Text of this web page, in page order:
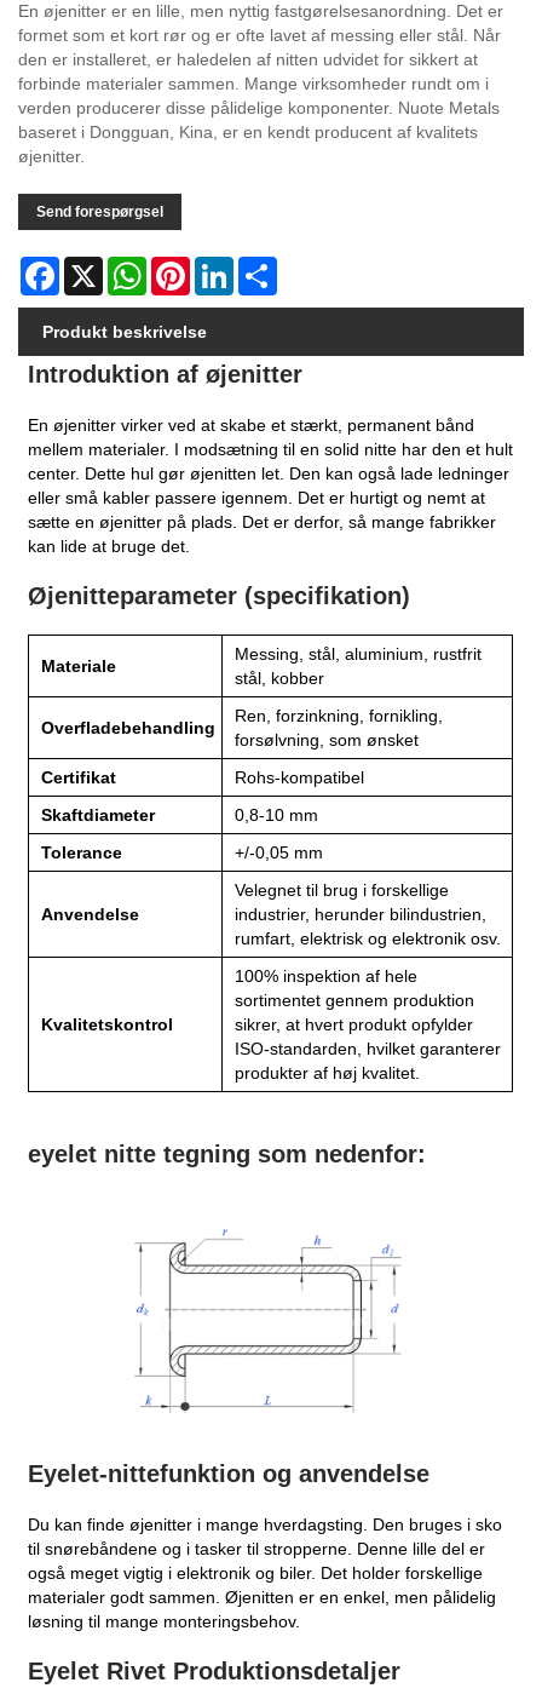
En øjenitter er en lille, men nyttig fastgørelsesanordning. Det er
formet som et kort rør og er ofte lavet af messing eller stål. Når
den er installeret, er haledelen af ​​nitten udvidet for sikkert at
forbinde materialer sammen. Mange virksomheder rundt om i
verden producerer disse pålidelige komponenter. Nuote Metals
baseret i Dongguan, Kina, er en kendt producent af kvalitets
øjenitter.
Send forespørgsel
Facebook
X WhatsAppPinterestLinkedIn
Produkt beskrivelse
Introduktion af øjenitter
En øjenitter virker ved at skabe et stærkt, permanent bånd
mellem materialer. I modsætning til en solid nitte har den et hult
center. Dette hul gør øjenitten let. Den kan også lade ledninger
eller små kabler passere igennem. Det er hurtigt og nemt at
sætte en øjenitter på plads. Det er derfor, så mange fabrikker
kan lide at bruge det.
Øjenitteparameter (specifikation)
Materiale
Messing, stål, aluminium, rustfrit
stål, kobber
Overfladebehandling
Ren, forzinkning, fornikling,
forsølvning, som ønsket
Certifikat
Rohs-kompatibel
Skaftdiameter
0,8-10 mm
Tolerance
+/-0,05 mm
Anvendelse
Velegnet til brug i forskellige
industrier, herunder bilindustrien,
rumfart, elektrisk og elektronik osv.
Kvalitetskontrol
100% inspektion af hele
sortimentet gennem produktion
sikrer, at hvert produkt opfylder
ISO-standarden, hvilket garanterer
produkter af høj kvalitet.
eyelet nitte tegning som nedenfor:
Eyelet-nittefunktion og anvendelse
Du kan finde øjenitter i mange hverdagsting. Den bruges i sko
til snørebåndene og i tasker til stropperne. Denne lille del er
også meget vigtig i elektronik og biler. Det holder forskellige
materialer godt sammen. Øjenitten er en enkel, men pålidelig
løsning til mange monteringsbehov.
Eyelet Rivet Produktionsdetaljer